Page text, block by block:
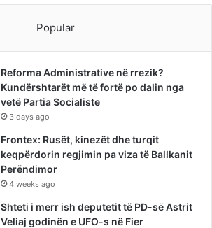
Popular
Reforma Administrative në rrezik?
Kundërshtarët më të fortë po dalin nga
vetë Partia Socialiste
3 days ago
Frontex: Rusët, kinezët dhe turqit
keqpërdorin regjimin pa viza të Ballkanit
Perëndimor
4 weeks ago
Shteti i merr ish deputetit të PD-së Astrit
Veliaj godinën e UFO-s në Fier